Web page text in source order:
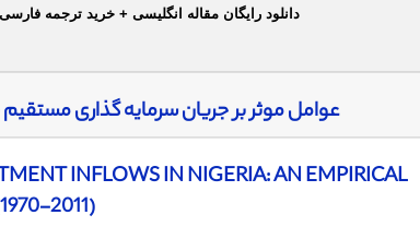
دانلود رایگان مقاله انگلیسی + خرید ترجمه فارسی
عوامل موثر بر جریان سرمایه گذاری مستقیم
INFLOWS IN NIGERIA: AN EMPIRICAL
2011)